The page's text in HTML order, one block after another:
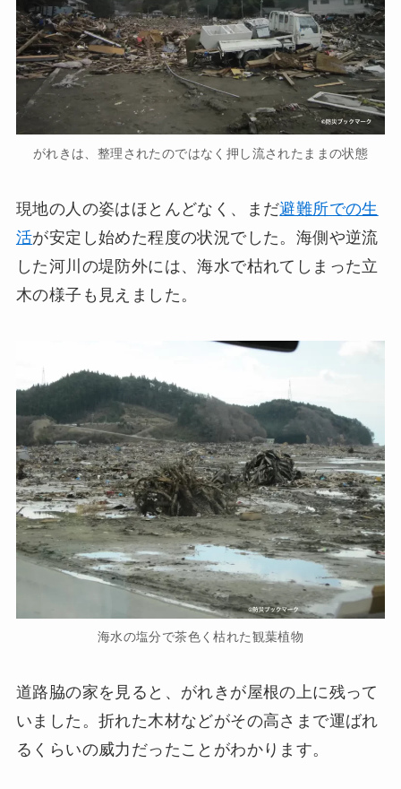
がれきは、整理されたのではなく押し流されたままの状態
現地の人の姿はほとんどなく、まだ避難所での生
活が安定し始めた程度の状況でした。海側や逆流
した河川の堤防外には、海水で枯れてしまった立
木の様子も見えました。
海水の塩分で茶色く枯れた観葉植物
道路脇の家を見ると、がれきが屋根の上に残って
いました。折れた木材などがその高さまで運ばれ
るくらいの威力だったことがわかります。